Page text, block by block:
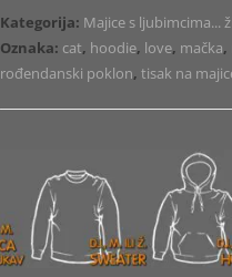
2
količina
Kategorija: Majice s ljubimcima...
Oznaka: cat, hoodie, love, mačka,
rođendanski poklon,tisak na